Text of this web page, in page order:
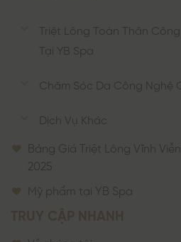
Triệt Lông Toàn Thân
Tại YB Spa
Chăm Sóc Da Công Nghệ
Dịch Vụ Khác
Bảng Giá Triệt Lông Vĩnh
2025
Mỹ phẩm tại YB Spa